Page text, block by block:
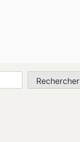
Rechercher